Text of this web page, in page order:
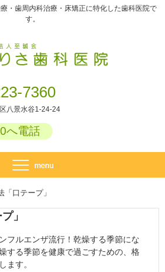
・歯周内科治療・床矯正に特化した歯科医院で
す。
7360
八景水谷1-24-24
へ電話
「口テープ」
」
フルエンザ流行！乾燥する季節にな
する季節を健康で過ごすための、格
ます。